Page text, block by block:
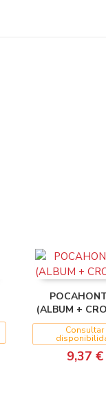
(ALBUM +
Consultar
9,37 €